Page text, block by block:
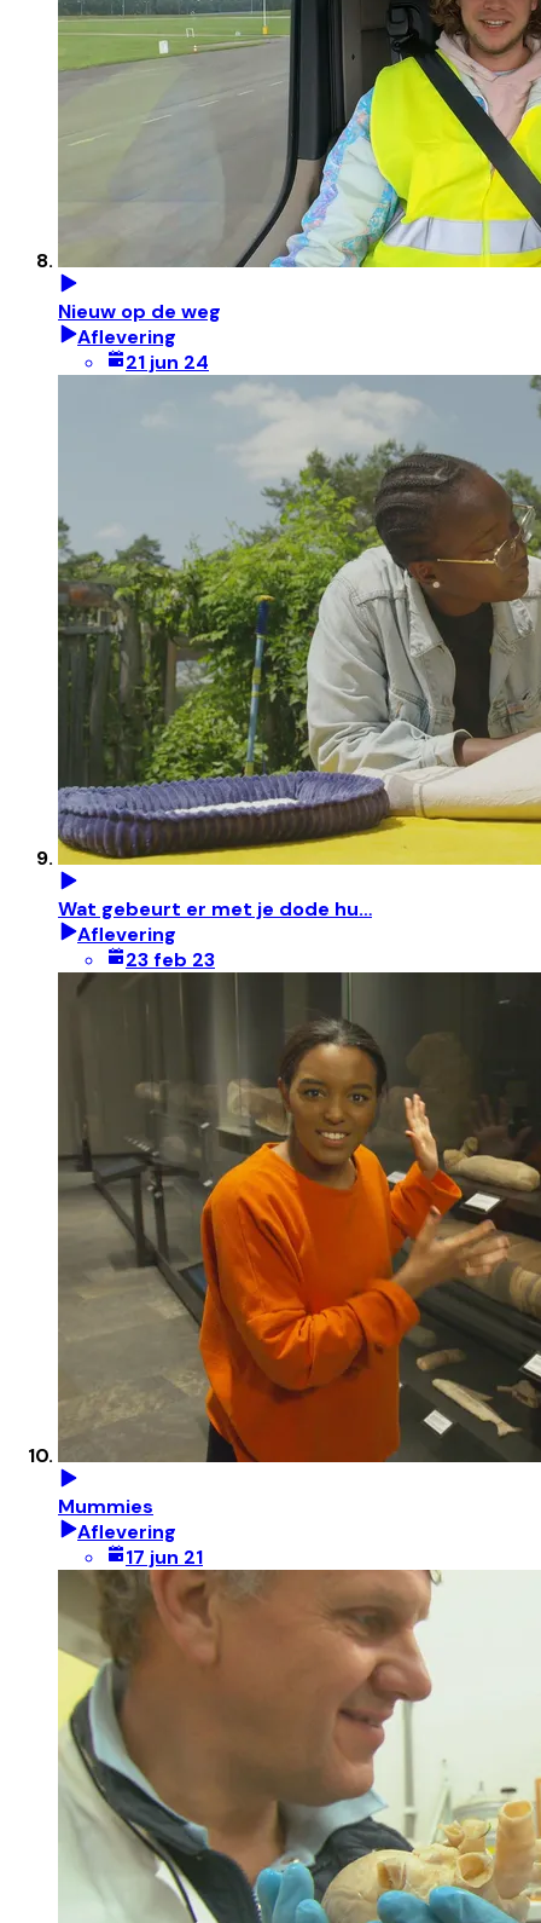
Nieuw op de weg
Aflevering
21 jun 24
Wat gebeurt er met je dode hu…
Aflevering
23 feb 23
Mummies
Aflevering
17 jun 21